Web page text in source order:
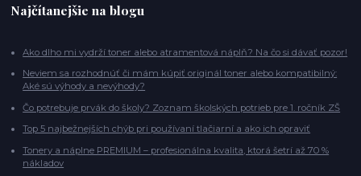
Najčítanejšie na blogu
Ako dlho mi vydrží toner alebo atramentová náplň? Na čo si dávať pozor!
Neviem sa rozhodnúť či mám kúpiť originál toner alebo kompatibilný:
Aké sú výhody a nevýhody?
Čo potrebuje prvák do školy? Zoznam školských potrieb pre 1. ročník ZŠ
Top 5 najbežnejších chýb pri používaní tlačiarní a ako ich opraviť
Tonery a náplne PREMIUM – profesionálna kvalita, ktorá šetrí až 70 %
nákladov